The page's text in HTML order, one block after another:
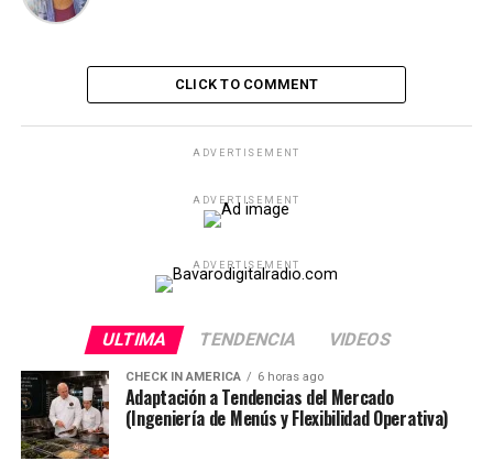
CLICK TO COMMENT
ADVERTISEMENT
ADVERTISEMENT
ADVERTISEMENT
ULTIMA TENDENCIA VIDEOS
CHECK IN AMERICA 6 horas ago
Adaptación a Tendencias del Mercado
(Ingeniería de Menús y Flexibilidad Operativa)